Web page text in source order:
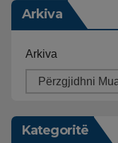
Arkiva
Arkiva
Kategoritë